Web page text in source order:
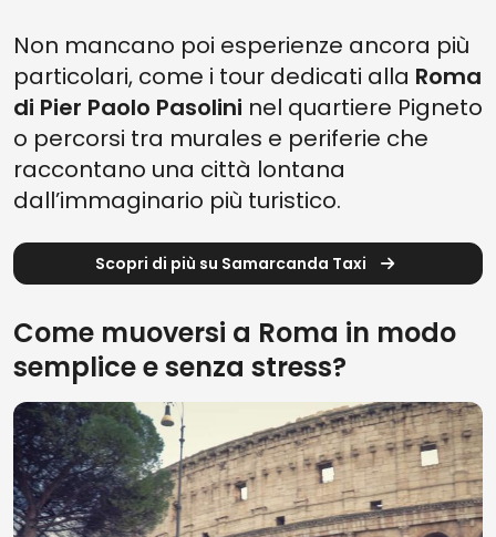
Non mancano poi esperienze ancora più
particolari, come i tour dedicati alla Roma
di Pier Paolo Pasolini nel quartiere Pigneto
o percorsi tra murales e periferie che
raccontano una città lontana
dall’immaginario più turistico.
Scopri di più su Samarcanda Taxi
Come muoversi a Roma in modo
semplice e senza stress?